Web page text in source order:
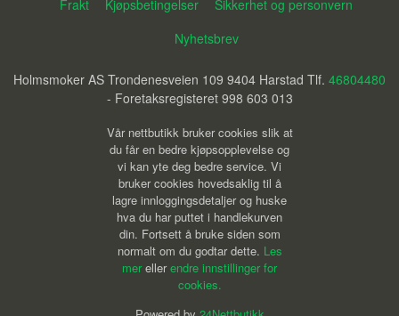
Frakt Kjøpsbetingelser
Sikkerhet og personvern
Nyhetsbrev
Holmsmoker AS Trondenesveien 109 9404 Harstad Tlf. 46804480
- Foretaksregisteret 998 603 013
Vår nettbutikk bruker cookies slik at
du får en bedre kjøpsopplevelse og
vi kan yte deg bedre service. Vi
bruker cookies hovedsaklig til å
lagre innloggingsdetaljer og huske
hva du har puttet i handlekurven
din. Fortsett å bruke siden som
normalt om du godtar dette. Les
mer ellerendre innstillinger for
cookies.